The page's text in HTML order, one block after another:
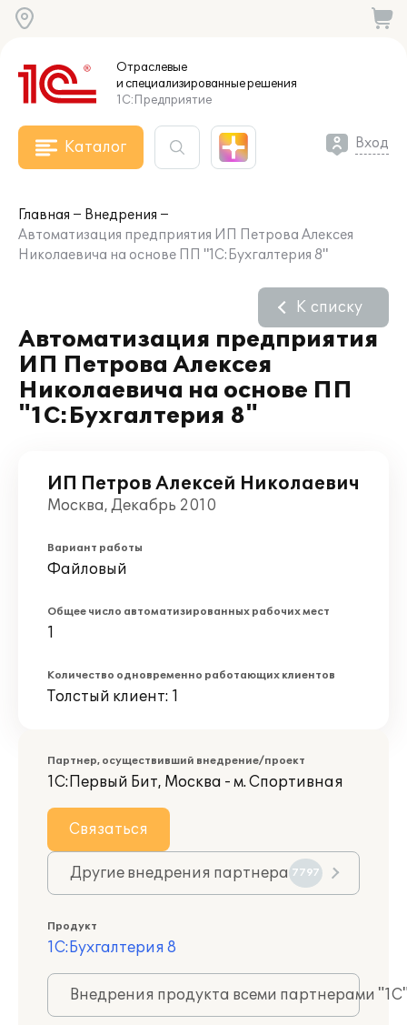
Отраслевые
и специализированныерешения
1С:Предприятие
Каталог Вход
Главная
Внедрения
Автоматизация предприятия ИП Петрова Алексея
Николаевича на основе ПП "1С:Бухгалтерия 8"
Автоматизация предприятия
ИП Петрова Алексея
Николаевича на основе ПП
"1С:Бухгалтерия 8"
К списку
ИП Петров Алексей Николаевич
Москва, Декабрь 2010
Вариант работы
Файловый
Общее число автоматизированных рабочих мест
1
Количество одновременно работающих клиентов
Толстый клиент: 1
Партнер, осуществивший внедрение/проект
1С:Первый Бит, Москва - м. Спортивная
Связаться
Другие внедрения партнера 7797
Продукт
1С:Бухгалтерия 8
Внедрения продукта всеми партнерами